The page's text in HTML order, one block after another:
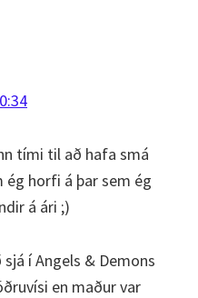
tími til að hafa smá
horfi á þar sem ég
á ári ;)
í Angels & Demons
en maður var